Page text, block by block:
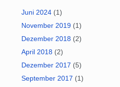
Juni 2024 (1)
November 2019 (1)
Dezember 2018 (2)
April 2018 (2)
Dezember 2017 (5)
September 2017 (1)